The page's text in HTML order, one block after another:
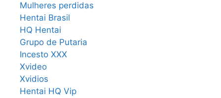
Mulheres perdidas
Hentai Brasil
HQ Hentai
Grupo de Putaria
Incesto XXX
Xvideo
Xvidios
Hentai HQ Vip